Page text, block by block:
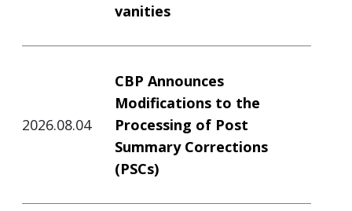
vanities
2026.08.04
CBP Announces
Modifications to the
Processing of Post
Summary Corrections
(PSCs)